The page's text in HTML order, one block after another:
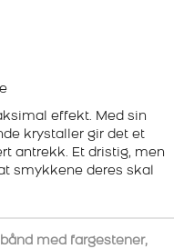
effekt. Med sin
krystaller gir det et
antrekk. Et dristig, men
smykkene deres skal
med fargestener,